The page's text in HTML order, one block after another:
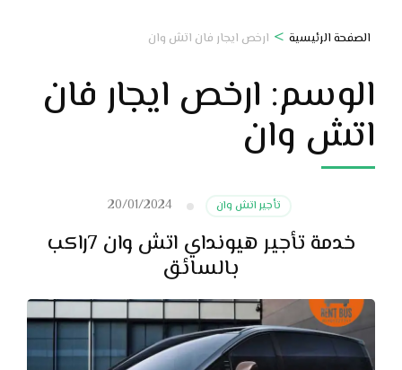
الصفحة الرئيسية > ارخص ايجار فان اتش وان
الوسم: ارخص ايجار فان
اتش وان
تأجير اتش وان 20/01/2024
خدمة تأجير هيونداي اتش وان 7راكب
بالسائق